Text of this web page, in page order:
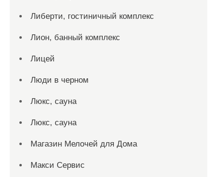
Либерти, гостиничный комплекс
Лион, банный комплекс
Лицей
Люди в черном
Люкс, сауна
Люкс, сауна
Магазин Мелочей для Дома
Макси Сервис